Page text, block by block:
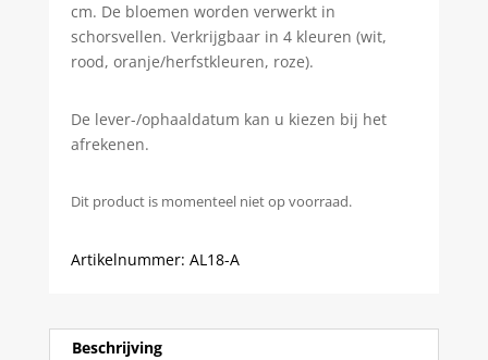
cm. De bloemen worden verwerkt in
schorsvellen. Verkrijgbaar in 4 kleuren (wit,
rood, oranje/herfstkleuren, roze).
De lever-/ophaaldatum kan u kiezen bij het
afrekenen.
Dit product is momenteel niet op voorraad.
Artikelnummer: AL18-A
Beschrijving